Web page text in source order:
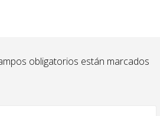
obligatorios están marcados